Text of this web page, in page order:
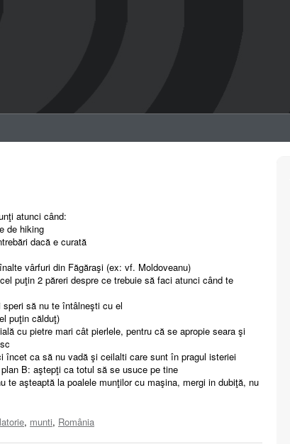
atunci când:
de hiking
dacă e curată
vârfuri din Făgăraşi (ex: vf. Moldoveanu)
puţin 2 păreri despre ce trebuie să faci atunci când te
să nu te întâlneşti cu el
puţin călduţ)
cu pietre mari cât pierlele, pentru că se apropie seara şi
încet ca să nu vadă şi ceilalti care sunt în pragul isteriei
B: aştepţi ca totul să se usuce pe tine
te aşteaptă la poalele munţilor cu maşina, mergi in dubiţă, nu
, munti, România